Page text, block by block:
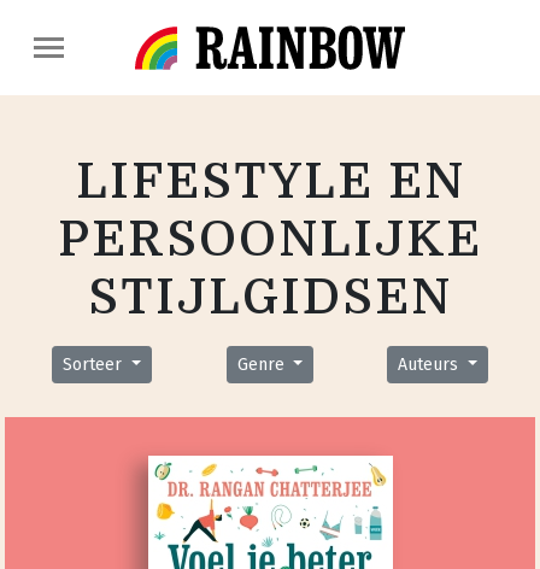
LIFESTYLE EN
PERSOONLIJKE
STIJLGIDSEN
Sorteer Genre Auteurs